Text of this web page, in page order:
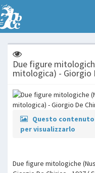
Due figure
mitologica) - Giorgio
Questo
per visualizzarlo
Due figure mitologiche